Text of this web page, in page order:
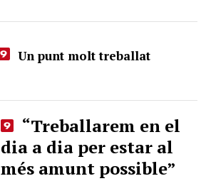
Un punt molt treballat
“Treballarem en el
dia a dia per estar al
més amunt possible”